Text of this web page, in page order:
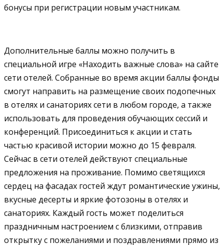
бонусы при регистрации новым участникам.
Дополнительные баллы можно получить в
специальной игре «Находить важные слова» на сайте
сети отелей. Собранные во время акции баллы фонды
смогут направить на размещение своих подопечных
в отелях и санаториях сети в любом городе, а также
использовать для проведения обучающих сессий и
конференций. Присоединиться к акции и стать
частью красивой истории можно до 15 февраля.
Сейчас в сети отелей действуют специальные
предложения на проживание. Помимо светящихся
сердец на фасадах гостей ждут романтические ужины,
вкусные десерты и яркие фотозоны в отелях и
санаториях. Каждый гость может поделиться
праздничным настроением с близкими, отправив
открытку с пожеланиями и поздравлениями прямо из